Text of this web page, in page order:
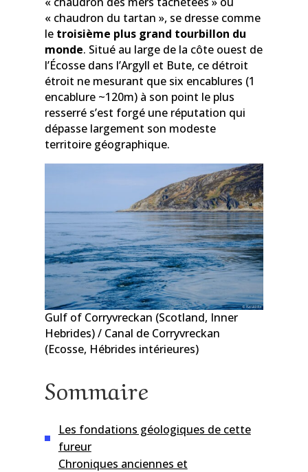
« chaudron du tartan », se dresse comme
le troisième plus grand tourbillon du
monde. Situé au large de la côte ouest de
l’Écosse dans l’Argyll et Bute, ce détroit
étroit ne mesurant que six encablures (1
encablure ~120m) à son point le plus
resserré s’est forgé une réputation qui
dépasse largement son modeste
territoire géographique.
Gulf of Corryvreckan (Scotland, Inner
Hebrides) / Canal de Corryvreckan
(Ecosse, Hébrides intérieures)
Sommaire
Les fondations géologiques de cette
fureur
Chroniques anciennes et